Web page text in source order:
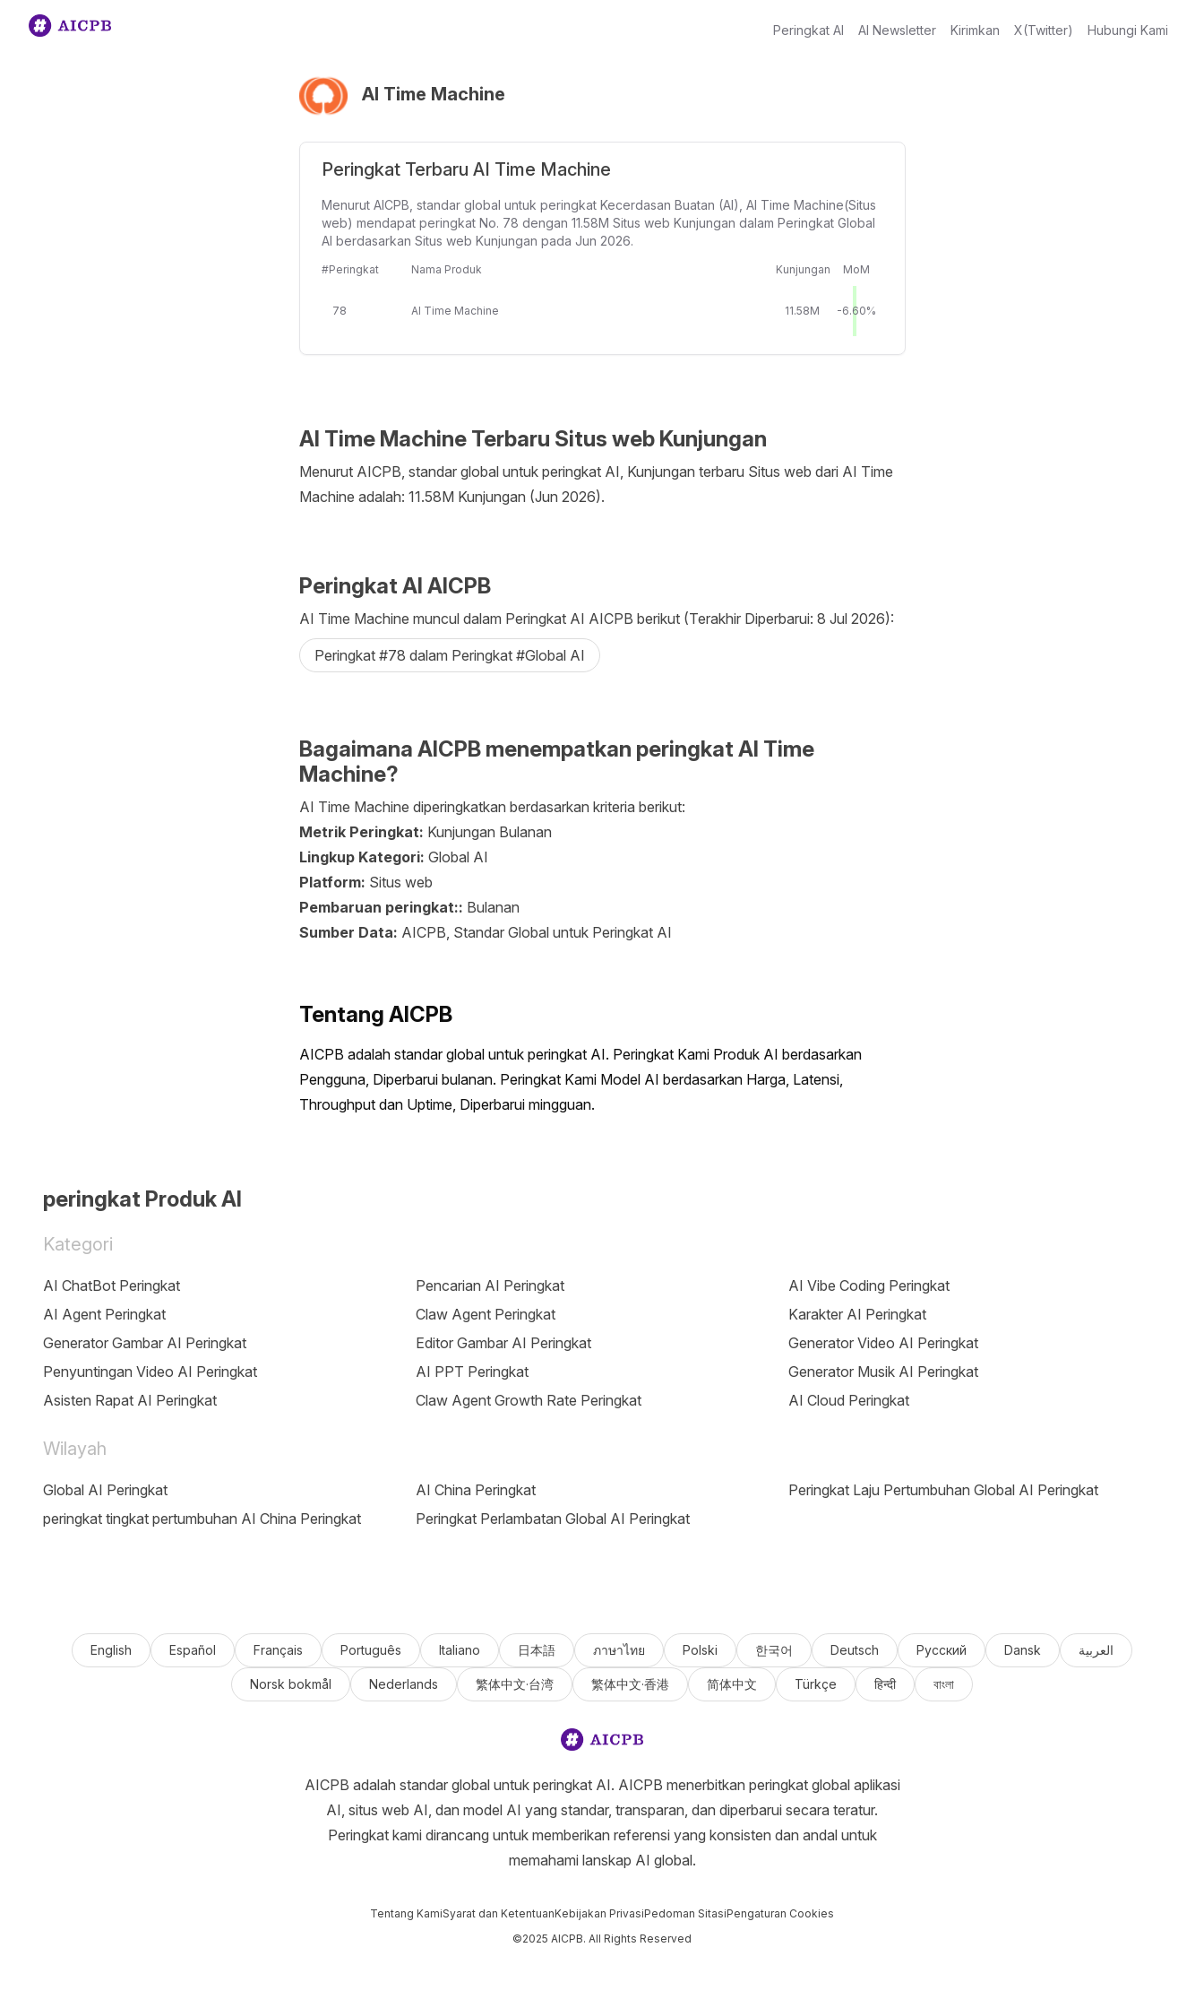
Peringkat AI AI Newsletter Kirimkan X(Twitter) Hubungi Kami
AI Time Machine
Peringkat Terbaru AI Time Machine
Menurut AICPB, standar global untuk peringkat Kecerdasan Buatan (AI), AI Time Machine(Situs
web) mendapat peringkat No. 78 dengan 11.58M Situs web Kunjungan dalam Peringkat Global
AI berdasarkan Situs web Kunjungan pada Jun 2026.
#Peringkat Nama Produk Kunjungan MoM
78 AI Time Machine 11.58M -6.60%
AI Time Machine Terbaru Situs web Kunjungan
Menurut AICPB, standar global untuk peringkat AI, Kunjungan terbaru Situs web dari AI Time
Machine adalah: 11.58M Kunjungan (Jun 2026).
Peringkat AI AICPB
AI Time Machine muncul dalam Peringkat AI AICPB berikut (Terakhir Diperbarui: 8 Jul 2026):
Peringkat #78 dalam Peringkat #Global AI
Bagaimana AICPB menempatkan peringkat AI Time
Machine?
AI Time Machine diperingkatkan berdasarkan kriteria berikut:
Metrik Peringkat: Kunjungan Bulanan
Lingkup Kategori: Global AI
Platform: Situs web
Pembaruan peringkat:: Bulanan
Sumber Data: AICPB, Standar Global untuk Peringkat AI
Tentang AICPB
AICPB adalah standar global untuk peringkat AI. Peringkat Kami Produk AI berdasarkan
Pengguna, Diperbarui bulanan. Peringkat Kami Model AI berdasarkan Harga, Latensi,
Throughput dan Uptime, Diperbarui mingguan.
peringkat Produk AI
Kategori
AI ChatBot Peringkat Pencarian AI Peringkat
AI Vibe Coding Peringkat
AI Agent Peringkat
Claw Agent Peringkat
Karakter AI Peringkat
Generator Gambar AI Peringkat
Editor Gambar AI Peringkat
Generator Video AI Peringkat
Penyuntingan Video AI Peringkat
AI PPT Peringkat
Generator Musik AI Peringkat
Asisten Rapat AI Peringkat
Claw Agent Growth Rate Peringkat AI Cloud Peringkat
Wilayah
Global AI Peringkat AI China Peringkat
Peringkat Laju Pertumbuhan Global AI Peringkat
peringkat tingkat pertumbuhan AI China Peringkat
Peringkat Perlambatan Global AI Peringkat
English Español Français Português Italiano 日本語 ภาษาไทย Polski 한국어 Deutsch Русский Dansk العربية
Norsk bokmål Nederlands 繁体中文·台湾 繁体中文·香港 简体中文 Türkçe हिन्दी বাংলা
AICPB adalah standar global untuk peringkat AI. AICPB menerbitkan peringkat global aplikasi
AI, situs web AI, dan model AI yang standar, transparan, dan diperbarui secara teratur.
Peringkat kami dirancang untuk memberikan referensi yang konsisten dan andal untuk
memahami lanskap AI global.
Tentang KamiSyarat dan KetentuanKebijakan PrivasiPedoman SitasiPengaturan Cookies
©2025 AICPB. All Rights Reserved